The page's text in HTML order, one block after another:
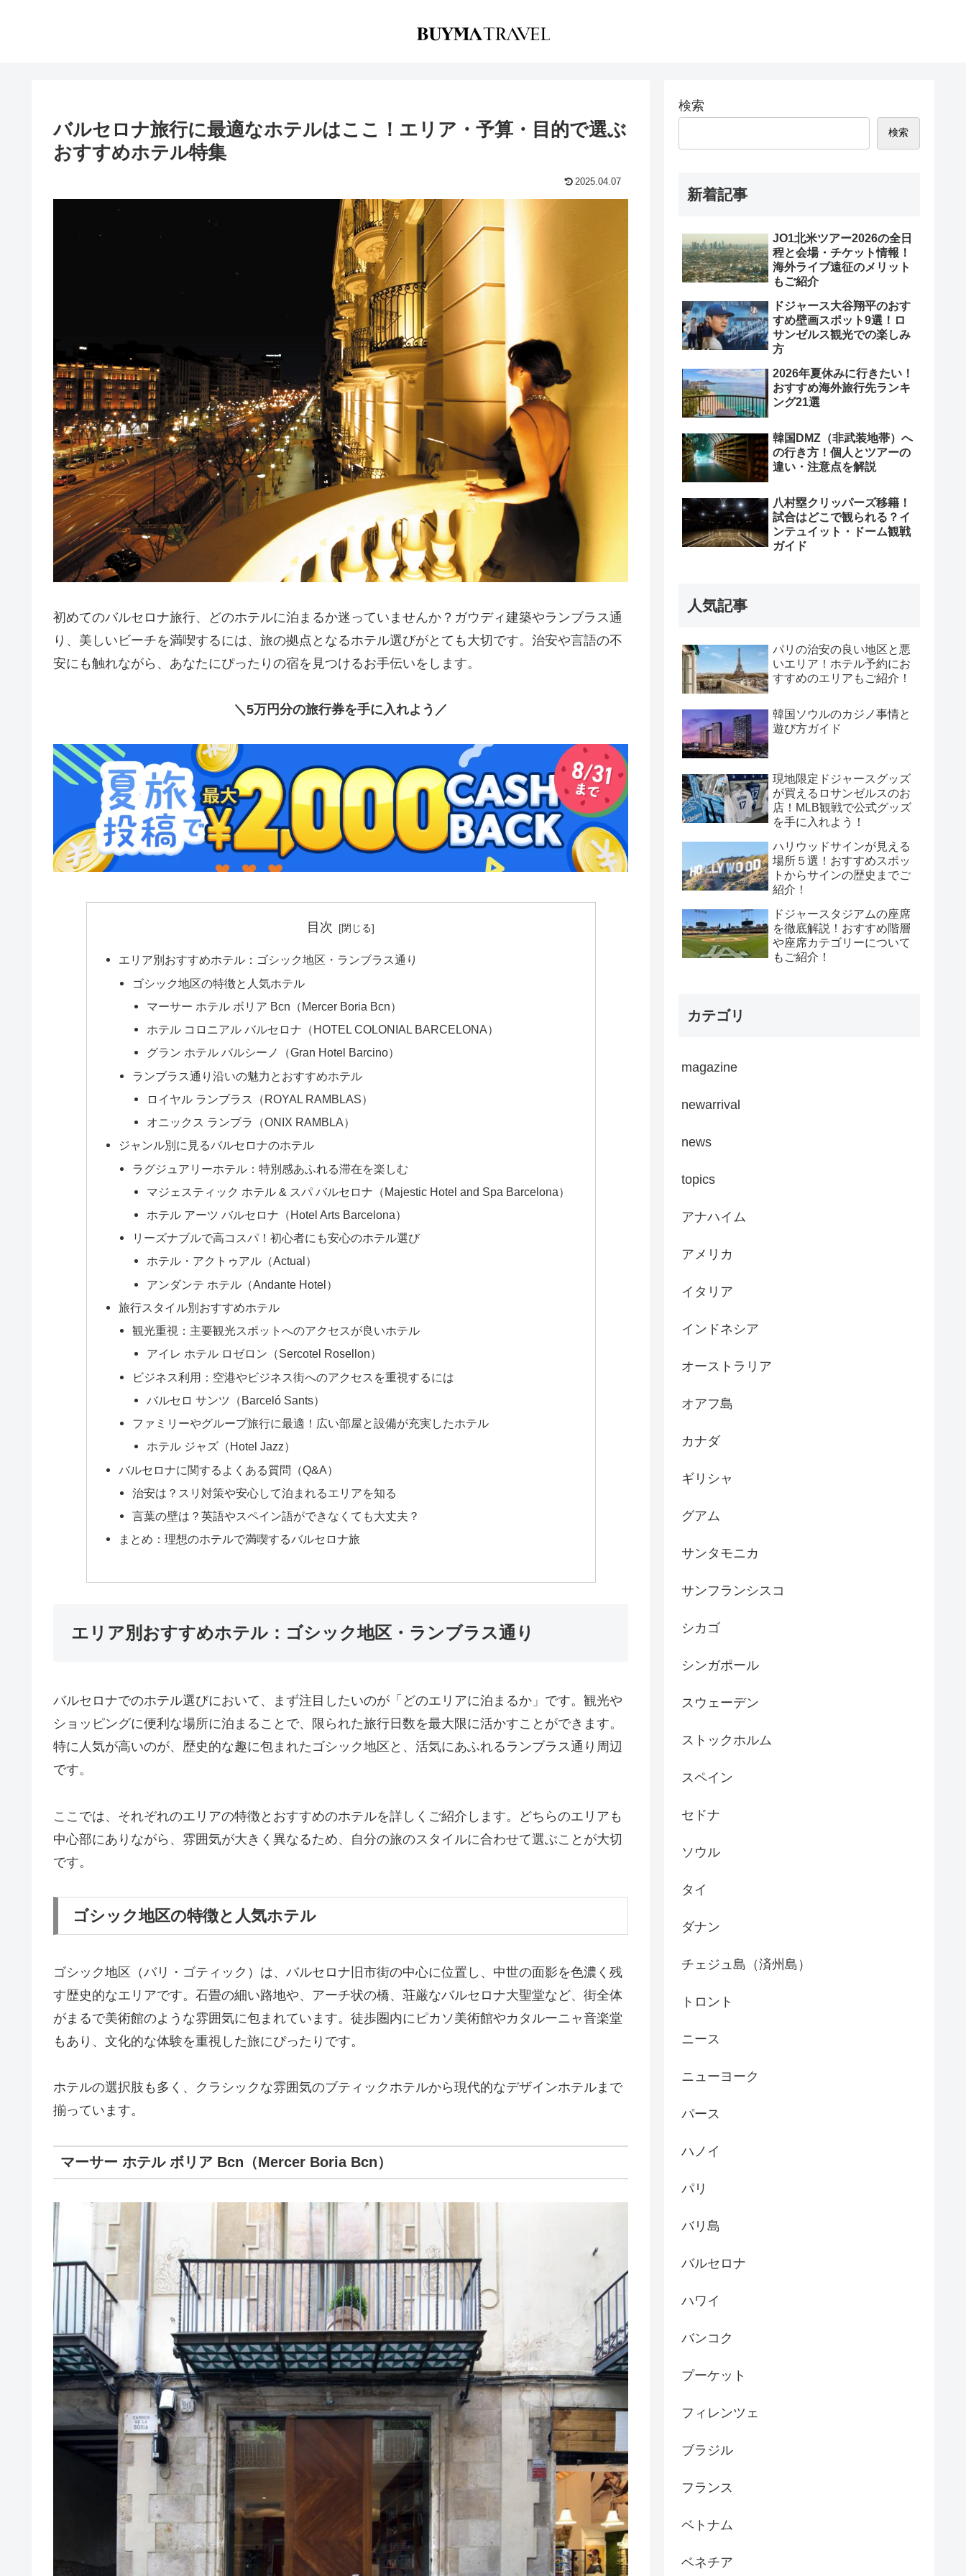
バルセロナ旅行に最適なホテルはここ！エリア・予算・目的で選ぶ
おすすめホテル特集
2025.04.07
初めてのバルセロナ旅行、どのホテルに泊まるか迷っていませんか？ガウディ建築やランブラス通
り、美しいビーチを満喫するには、旅の拠点となるホテル選びがとても大切です。治安や言語の不
安にも触れながら、あなたにぴったりの宿を見つけるお手伝いをします。
＼5万円分の旅行券を手に入れよう／
目次
エリア別おすすめホテル：ゴシック地区・ランブラス通り
ゴシック地区の特徴と人気ホテル
マーサー ホテル ボリア Bcn（Mercer Boria Bcn）
ホテル コロニアル バルセロナ（HOTEL COLONIAL BARCELONA）
グラン ホテル バルシーノ（Gran Hotel Barcino）
ランブラス通り沿いの魅力とおすすめホテル
ロイヤル ランブラス（ROYAL RAMBLAS）
オニックス ランブラ（ONIX RAMBLA）
ジャンル別に見るバルセロナのホテル
ラグジュアリーホテル：特別感あふれる滞在を楽しむ
マジェスティック ホテル & スパ バルセロナ（Majestic Hotel and Spa Barcelona）
ホテル アーツ バルセロナ（Hotel Arts Barcelona）
リーズナブルで高コスパ！初心者にも安心のホテル選び
ホテル・アクトゥアル（Actual）
アンダンテ ホテル（Andante Hotel）
旅行スタイル別おすすめホテル
観光重視：主要観光スポットへのアクセスが良いホテル
アイレ ホテル ロゼロン（Sercotel Rosellon）
ビジネス利用：空港やビジネス街へのアクセスを重視するには
バルセロ サンツ（Barceló Sants）
ファミリーやグループ旅行に最適！広い部屋と設備が充実したホテル
ホテル ジャズ（Hotel Jazz）
バルセロナに関するよくある質問（Q&A）
治安は？スリ対策や安心して泊まれるエリアを知る
言葉の壁は？英語やスペイン語ができなくても大丈夫？
まとめ：理想のホテルで満喫するバルセロナ旅
エリア別おすすめホテル：ゴシック地区・ランブラス通り
バルセロナでのホテル選びにおいて、まず注目したいのが「どのエリアに泊まるか」です。観光や
ショッピングに便利な場所に泊まることで、限られた旅行日数を最大限に活かすことができます。
特に人気が高いのが、歴史的な趣に包まれたゴシック地区と、活気にあふれるランブラス通り周辺
です。
ここでは、それぞれのエリアの特徴とおすすめのホテルを詳しくご紹介します。どちらのエリアも
中心部にありながら、雰囲気が大きく異なるため、自分の旅のスタイルに合わせて選ぶことが大切
です。
ゴシック地区の特徴と人気ホテル
ゴシック地区（バリ・ゴティック）は、バルセロナ旧市街の中心に位置し、中世の面影を色濃く残
す歴史的なエリアです。石畳の細い路地や、アーチ状の橋、荘厳なバルセロナ大聖堂など、街全体
がまるで美術館のような雰囲気に包まれています。徒歩圏内にピカソ美術館やカタルーニャ音楽堂
もあり、文化的な体験を重視した旅にぴったりです。
ホテルの選択肢も多く、クラシックな雰囲気のブティックホテルから現代的なデザインホテルまで
揃っています。
マーサー ホテル ボリア Bcn（Mercer Boria Bcn）
検索
検索
新着記事
JO1北米ツアー2026の全日
程と会場・チケット情報！
海外ライブ遠征のメリット
もご紹介
ドジャース大谷翔平のおす
すめ壁画スポット9選！ロ
サンゼルス観光での楽しみ
方
2026年夏休みに行きたい！
おすすめ海外旅行先ランキ
ング21選
韓国DMZ（非武装地帯）へ
の行き方！個人とツアーの
違い・注意点を解説
八村塁クリッパーズ移籍！
試合はどこで観られる？イ
ンテュイット・ドーム観戦
ガイド
人気記事
パリの治安の良い地区と悪
いエリア！ホテル予約にお
すすめのエリアもご紹介！
韓国ソウルのカジノ事情と
遊び方ガイド
現地限定ドジャースグッズ
が買えるロサンゼルスのお
店！MLB観戦で公式グッズ
を手に入れよう！
ハリウッドサインが見える
場所５選！おすすめスポッ
トからサインの歴史までご
紹介！
ドジャースタジアムの座席
を徹底解説！おすすめ階層
や座席カテゴリーについて
もご紹介！
カテゴリ
magazine
newarrival
news
topics
アナハイム
アメリカ
イタリア
インドネシア
オーストラリア
オアフ島
カナダ
ギリシャ
グアム
サンタモニカ
サンフランシスコ
シカゴ
シンガポール
スウェーデン
ストックホルム
スペイン
セドナ
ソウル
タイ
ダナン
チェジュ島（済州島）
トロント
ニース
ニューヨーク
パース
ハノイ
パリ
バリ島
バルセロナ
ハワイ
バンコク
プーケット
フィレンツェ
ブラジル
フランス
ベトナム
ベネチア